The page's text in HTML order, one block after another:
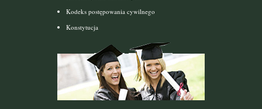
Kodeks postępowania cywilnego
Konstytucja